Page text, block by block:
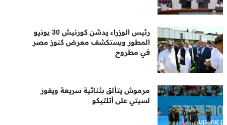
رئيس الوزراء يدشن كورنيش 30 يونيو
المطور ويستكشف معرض كنوز مصر
في مطروح
مرموش يتألق بثنائية سريعة ويفوز
لسيتي على أتلتيكو